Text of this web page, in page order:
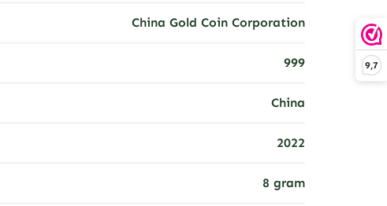
9,7
China Gold Coin Corporation
999
China
2022
8 gram